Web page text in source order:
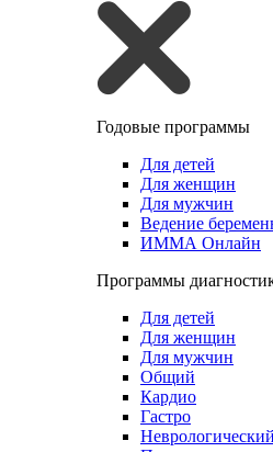
Годовые программы
Для детей
Для женщин
Для мужчин
Ведение
ИММА Онлайн
Программы
Для детей
Для женщин
Для мужчин
Общий
Кардио
Гастро
Неврологический